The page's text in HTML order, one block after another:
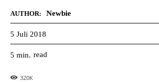
AUTHOR: Newbie
5 Juli 2018
5 min. read
320K